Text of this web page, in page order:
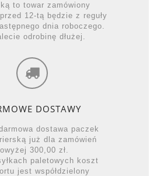
to towar zamówiony
12-tą będzie z reguły
dnia roboczego.
odrobinę dłużej.
DOSTAWY
dostawa paczek
już dla zamówień
300,00 zł.
paletowych koszt
jest współdzielony